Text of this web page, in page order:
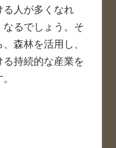
る人が多くなれ
るでしょう。そ
森林を活用し、
持続的な産業を